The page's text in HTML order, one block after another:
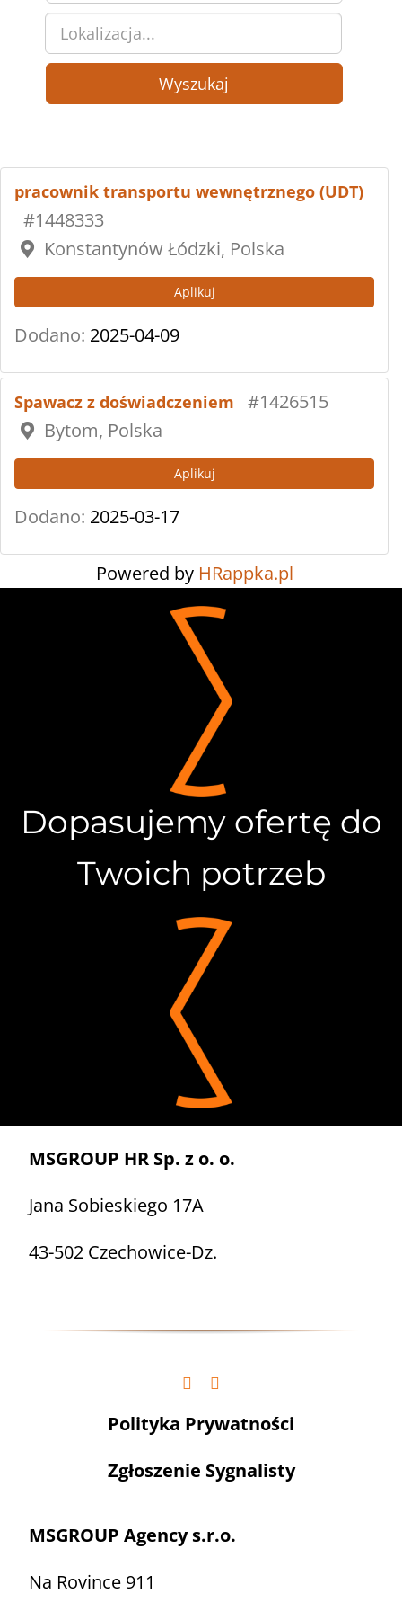
Wyszukaj
pracownik transportu wewnętrznego (UDT)
#1448333
Konstantynów Łódzki, Polska
Aplikuj
Dodano: 2025-04-09
Spawacz z doświadczeniem
#1426515
Bytom, Polska
Aplikuj
Dodano: 2025-03-17
Powered by HRappka.pl
Dopasujemy ofertę do
Twoich potrzeb
MSGROUP HR Sp. z o. o.
Jana Sobieskiego 17A
43-502 Czechowice-Dz.
Polityka Prywatności
Zgłoszenie Sygnalisty
MSGROUP Agency s.r.o.
Na Rovince 911